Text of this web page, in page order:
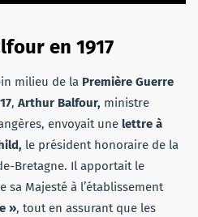
en 1917
milieu de la Première Guerre
, Arthur Balfour, ministre
envoyait une lettre à
le président honoraire de la
Bretagne. Il apportait le
Majesté à l’établissement
», tout en assurant que les